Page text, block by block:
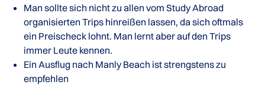
Man sollte sich nicht zu allen vom Study Abroad
organisierten Trips hinreißen lassen, da sich oftmals
ein Preischeck lohnt. Man lernt aber auf den Trips
immer Leute kennen.
Ein Ausflug nach Manly Beach ist strengstens zu
empfehlen